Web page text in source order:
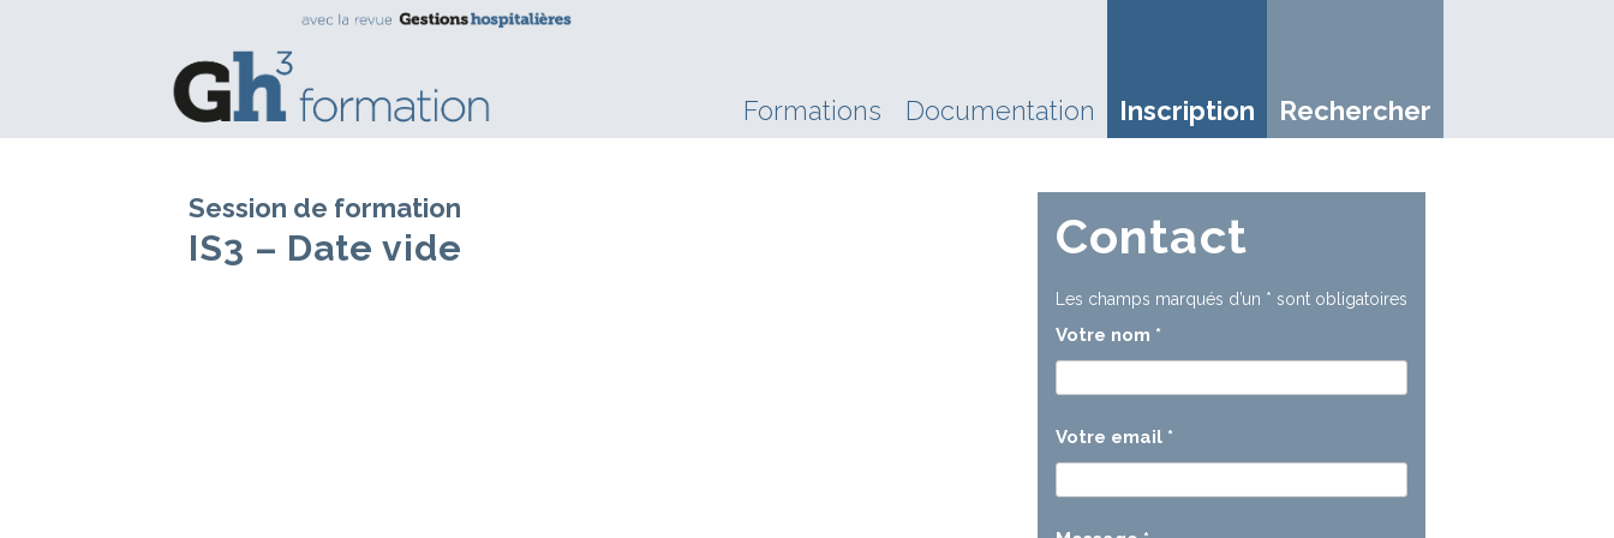
Formations Documentation Inscription Rechercher
Session de formation
IS3 – Date vide Contact
Les champs marqués d’un * sont obligatoires
Votre nom *
Votre email *